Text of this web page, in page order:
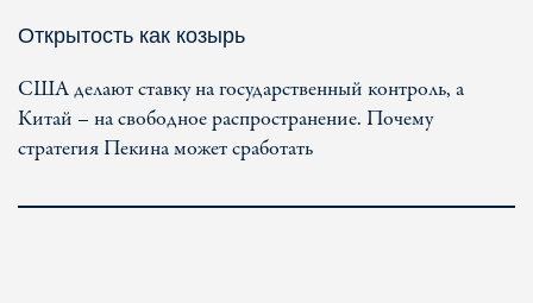
Открытость как козырь
США делают ставку на государственный контроль, а
Китай – на свободное распространение. Почему
стратегия Пекина может сработать